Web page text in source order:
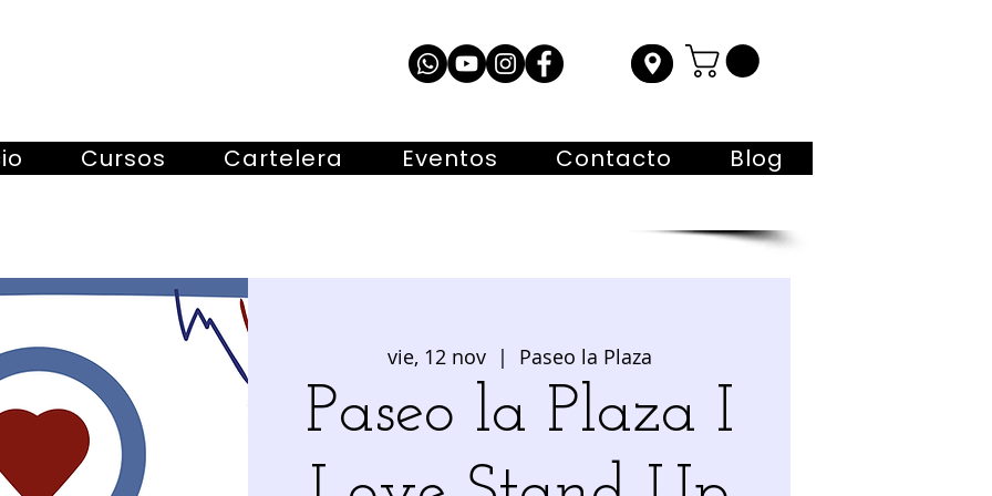
Cursos Cartelera Eventos Contacto Blog
vie, 12 nov
  |
Paseo la Plaza
Paseo la Plaza I